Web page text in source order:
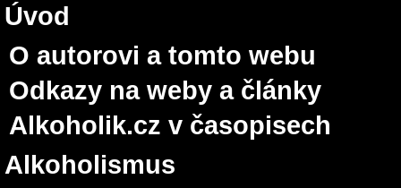
Úvod
O autorovi a tomto webu
Odkazy na weby a články
Alkoholik.cz v časopisech
Alkoholismus